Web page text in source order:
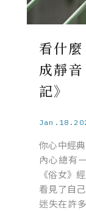
看什
成靜
記》
你心中經
內心總有
《俗女》
看見了自
迷失在許